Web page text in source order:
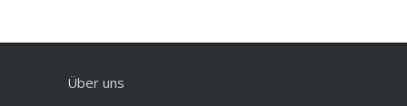
Über uns